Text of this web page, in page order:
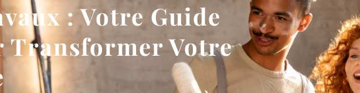
: Votre Guide
Transformer Votre